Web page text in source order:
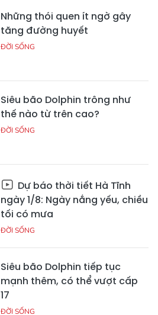
Những thói quen ít ngờ gây
tăng đường huyết
ĐỜI SỐNG
Siêu bão Dolphin trông như
thế nào từ trên cao?
ĐỜI SỐNG
Dự báo thời tiết Hà Tĩnh
ngày 1/8: Ngày nắng yếu, chiều
tối có mưa
ĐỜI SỐNG
Siêu bão Dolphin tiếp tục
mạnh thêm, có thể vượt cấp
17
ĐỜI SỐNG